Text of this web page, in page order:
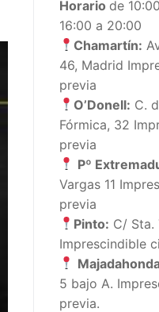
Horario de
16:00 a 20:00
Chamartín:
46, Madrid
previa
O’Donell: C.
Fórmica, 32
previa
Pº
Vargas 11
previa
Pinto: C/ Sta.
Imprescindible
5 bajo A.
previa.